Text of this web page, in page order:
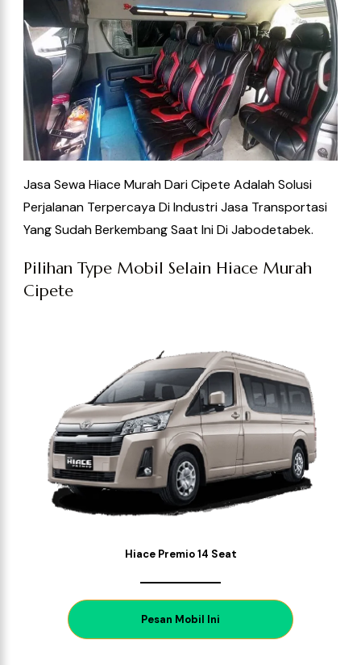
Jasa Sewa Hiace Murah Dari Cipete Adalah Solusi
Perjalanan Terpercaya Di Industri Jasa Transportasi
Yang Sudah Berkembang Saat IniDi Jabodetabek.
Pilihan Type Mobil Selain Hiace Murah
Cipete
Hiace Premio 14 Seat
Pesan Mobil Ini